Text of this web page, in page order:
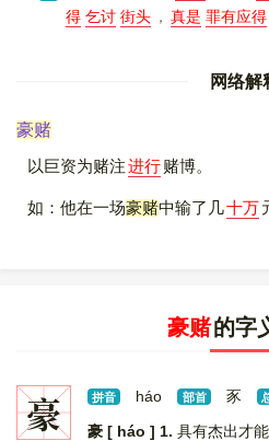
得 乞讨 街头 ， 真是 罪有应得
网络解
豪赌
以巨资为赌注进行赌博。
如：他在一场豪赌中输了几十万
豪赌的字
豪 拼音 háo 部首 豕
豪 [ háo ] 1. 具有杰出才